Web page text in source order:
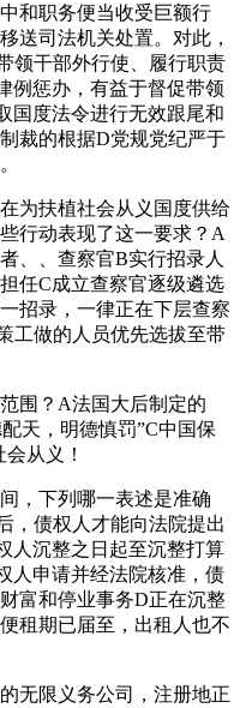
职务便当收受巨额行
送司法机关处置。对此，
领干部外行使、履行职责
例惩办，有益于督促带领
国度法令进行无效跟尾和
裁的根据D党规党纪严于
扶植社会从义国度供给
行动表现了这一要求？A
、、查察官B实行招录人
任C成立查察官逐级遴选
招录，一律正在下层查察
工做的人员优先选拔至带
围？A法国大后制定的
天，明德慎罚”C中国保
从义！
下列哪一表述是准确
，债权人才能向法院提出
人沉整之日起至沉整打算
人申请并经法院核准，债
富和停业事务D正在沉整
租期已届至，出租人也不
限义务公司，注册地正